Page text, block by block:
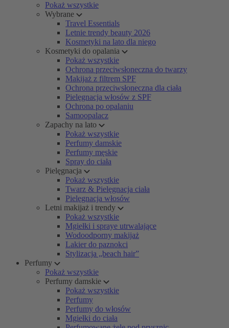
Pokaż wszystkie
Wybrane
Travel Essentials
Letnie trendy beauty 2026
Kosmetyki na lato dla niego
Kosmetyki do opalania
Pokaż wszystkie
Ochrona przeciwsłoneczna do twarzy
Makijaż z filtrem SPF
Ochrona przeciwsłoneczna dla ciała
Pielęgnacja włosów z SPF
Ochrona po opalaniu
Samoopalacz
Zapachy na lato
Pokaż wszystkie
Perfumy damskie
Perfumy męskie
Spray do ciała
Pielęgnacja
Pokaż wszystkie
Twarz & Pielęgnacja ciała
Pielęgnacja włosów
Letni makijaż i trendy
Pokaż wszystkie
Mgiełki i spraye utrwalające
Wodoodporny makijaż
Lakier do paznokci
Stylizacja „beach hair”
Perfumy
Pokaż wszystkie
Perfumy damskie
Pokaż wszystkie
Perfumy
Perfumy do włosów
Mgiełki do ciała